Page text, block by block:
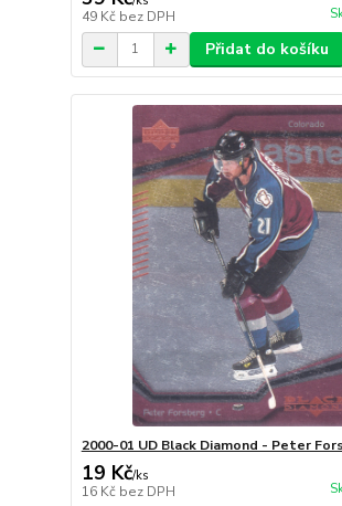
49 Kč bez DPH
Přidat do košíku
2000-01 UD Black Diamond - Peter
19 Kč/ks
16 Kč bez DPH